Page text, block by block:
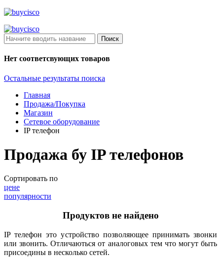
Поиск
Нет соответсвующих товаров
Остальные результаты поиска
Главная
Продажа/Покупка
Магазин
Сетевое оборудование
IP телефон
Продажа бу IP телефонов
Сортировать по
цене
популярности
Продуктов не найдено
IP телефон это устройство позволяющее принимать звонки
или звонить. Отличаються от аналоговых тем что могут быть
присоедины в несколько сетей.